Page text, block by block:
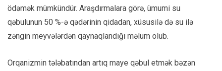
ödəmək mümkündür. Araşdırmalara görə, ümumi su
qəbulunun 50 %-ə qədərinin qidadan, xüsusilə də su ilə
zəngin meyvələrdən qaynaqlandığı məlum olub.
Orqanizmin tələbatından artıq maye qəbul etmək bəzən